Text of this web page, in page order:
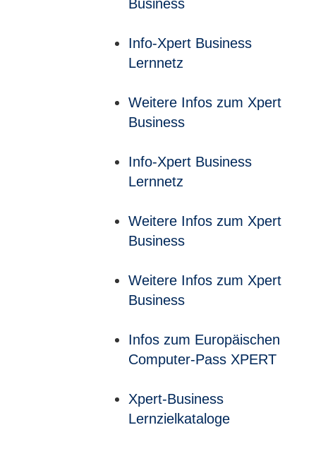
Business
Info-Xpert Business
Lernnetz
Weitere Infos zum Xpert
Business
Info-Xpert Business
Lernnetz
Weitere Infos zum Xpert
Business
Weitere Infos zum Xpert
Business
Infos zum Europäischen
Computer-Pass XPERT
Xpert-Business
Lernzielkataloge